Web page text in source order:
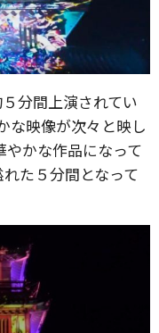
分間上演されてい
な映像が次々と映し
やかな作品になって
た５分間となって